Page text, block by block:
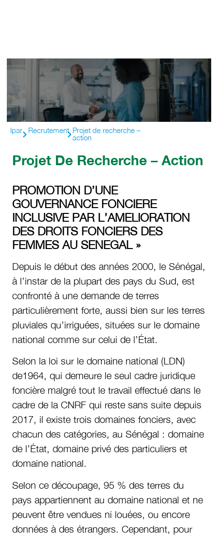
Ipar Recrutement Projet de recherche –
action
Projet De Recherche – Action
PROMOTION D’UNE
GOUVERNANCE FONCIERE
INCLUSIVE PAR L’AMELIORATION
DES DROITS FONCIERS DES
FEMMES AU SENEGAL »
Depuis le début des années 2000, le Sénégal,
à l’instar de la plupart des pays du Sud, est
confronté à une demande de terres
particulièrement forte, aussi bien sur les terres
pluviales qu’irriguées, situées sur le domaine
national comme sur celui de l’État.
Selon la loi sur le domaine national (LDN)
de1964, qui demeure le seul cadre juridique
foncière malgré tout le travail effectué dans le
cadre de la CNRF qui reste sans suite depuis
2017, il existe trois domaines fonciers, avec
chacun des catégories, au Sénégal : domaine
de l’État, domaine privé des particuliers et
domaine national.
Selon ce découpage, 95 % des terres du
pays appartiennent au domaine national et ne
peuvent être vendues ni louées, ou encore
données à des étrangers. Cependant, pour